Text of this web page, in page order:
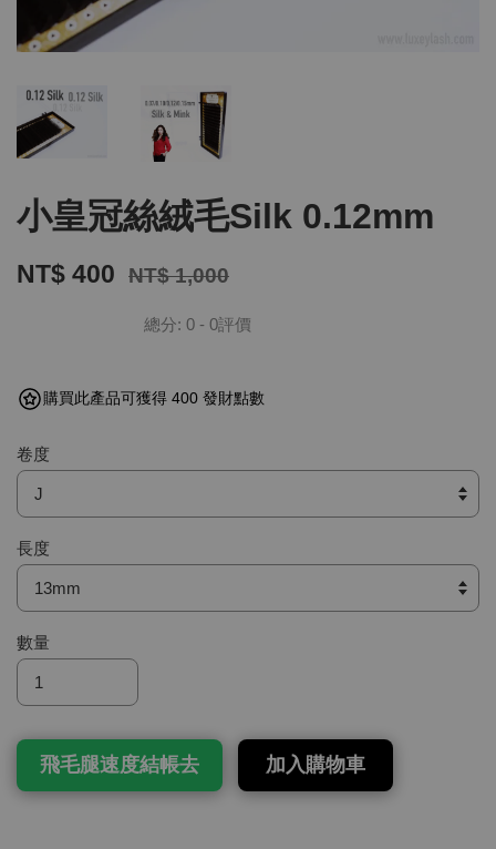
小皇冠絲絨毛Silk 0.12mm
NT$ 400 NT$ 1,000
總分: 0 - 0評價
購買此產品可獲得 400 發財點數
卷度
長度
數量
飛毛腿速度結帳去 加入購物車